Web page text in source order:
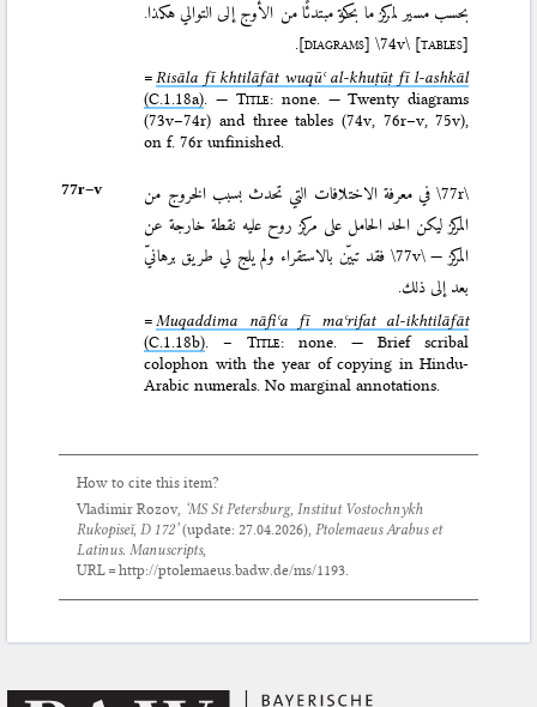
بحسب مسير لمركز ما بحركة مبتدئًا من الأوج إلى التوالي هكذا.
[diagrams] \74v\ [tables]
= Risāla fī khtilāfāt wuqūʿ al-khuṭūṭ fī l-ashkāl
(C.1.18a) . — Title: none. — Twenty diagrams
(73v–74r) and three tables (74v, 76r–v, 75v),
on f. 76r unfinished.
77r–⁠v \77r\في معرفة الاختلافات التي تحدث بسبب الخروج من
المركز ليكن الحد الحامل على مركز روح عليه نقطة خارجة عن
المركز —\77v\ فقد تبيّن بالاستقراء ولم يلج لي طريق برهانيّ
بعد إلى ذلك.
= Muqaddima nāfiʿa fī maʿrifat al-ikhtilāfāt
(C.1.18b) . –Title: none. — Brief scribal
colophon with the year of copying in Hindu-
Arabic numerals. No marginal annotations.
How to cite this item?
Vladimir Rozov, ‘MS St Petersburg, Institut Vostochnykh
Rukopiseĭ, D 172’(update:27.04.2026),Ptolemaeus Arabus et
Latinus. Manuscripts,
URL = http://ptolemaeus.badw.de/ms/1193.